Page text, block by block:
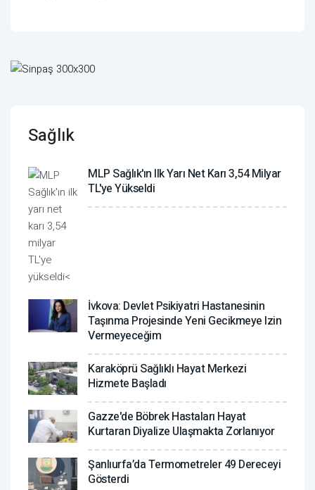
Sağlık
MLP Sağlık'ın Ilk Yarı Net Karı 3,54 Milyar
TL'ye Yükseldi
İvkova: Devlet Psikiyatri Hastanesinin
Taşınma Projesinde Yeni Gecikmeye Izin
Vermeyeceğim
Karaköprü Sağlıklı Hayat Merkezi
Hizmete Başladı
Gazze'de Böbrek Hastaları Hayat
Kurtaran Diyalize Ulaşmakta Zorlanıyor
Şanlıurfa’da Termometreler 49 Dereceyi
Gösterdi